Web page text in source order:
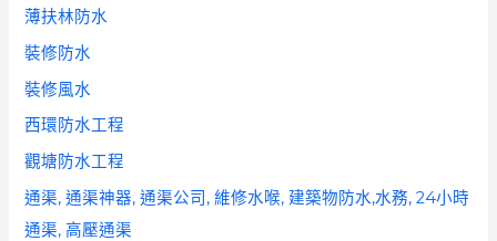
薄扶林防水
裝修防水
裝修風水
西環防水工程
觀塘防水工程
通渠, 通渠神器, 通渠公司, 維修水喉, 建築物防水,水務, 24小時
通渠, 高壓通渠